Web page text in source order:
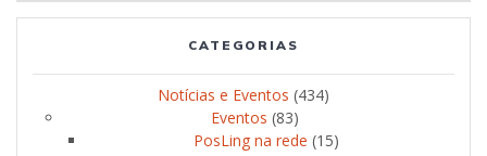
CATEGORIAS
Notícias e Eventos (434)
Eventos (83)
PosLing na rede (15)